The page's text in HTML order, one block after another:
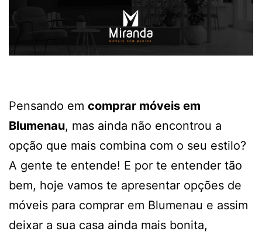
Pensando em comprar móveis em
Blumenau, mas ainda não encontrou a
opção que mais combina com o seu estilo?
A gente te entende! E por te entender tão
bem, hoje vamos te apresentar opções de
móveis para comprar em Blumenau e assim
deixar a sua casa ainda mais bonita,